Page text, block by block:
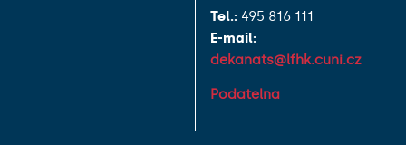
Tel.: 495 816 111
E-mail:
dekanats@lfhk.cuni.cz
Podatelna